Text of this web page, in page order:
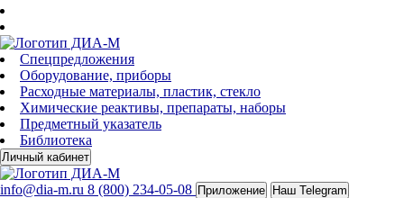
Спецпредложения
Оборудование, приборы
Расходные материалы, пластик, стекло
Химические реактивы, препараты, наборы
Предметный указатель
Библиотека
Личный кабинет
info@dia-m.ru 8 (800) 234-05-08 Приложение Наш Telegram